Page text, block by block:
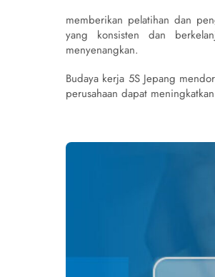
memberikan pelatihan dan
yang konsisten dan
menyenangkan.
Budaya kerja 5S Jepang
perusahaan dapat